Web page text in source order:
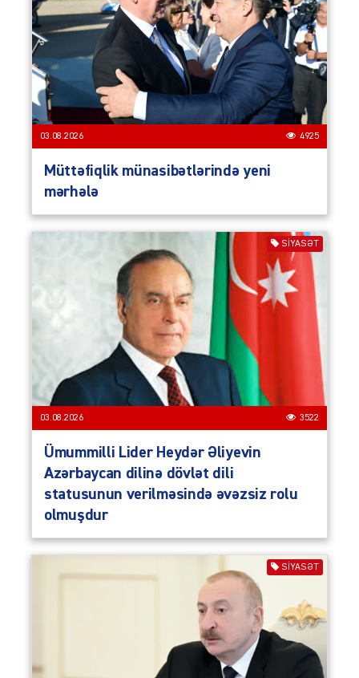
03.08.2026 4925
Müttəfiqlik münasibətlərində yeni
mərhələ
SIYASƏT
03.08.2026 3522
Ümummilli Lider Heydər Əliyevin
Azərbaycan dilinə dövlət dili
statusunun verilməsində əvəzsiz rolu
olmuşdur
SIYASƏT